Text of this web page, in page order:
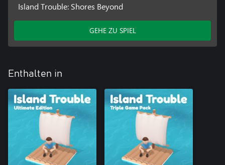
Island Trouble: Shores Beyond
GEHE ZU SPIEL
Enthalten in